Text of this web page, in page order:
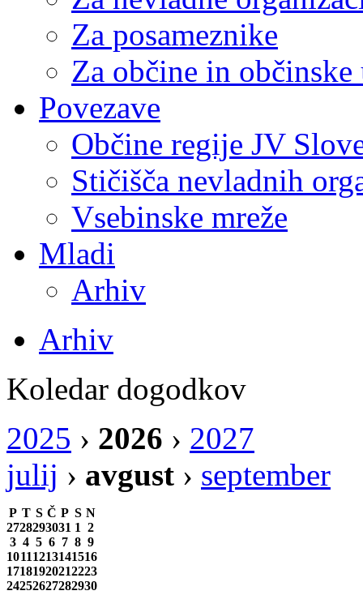
Za posameznike
Za občine in občinske
Povezave
Občine regije JV
Stičišča nevladnih
Vsebinske mreže
Mladi
Arhiv
Arhiv
Koledar dogodkov
2025 › 2026 › 2027
julij › avgust › september
P T S Č P S N
2728293031 1 2
3 4 5 6 7 8 9
10111213141516
17181920212223
24252627282930